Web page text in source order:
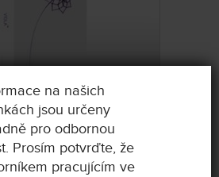
na našich
jsou určeny
pro odbornou
Prosím potvrďte, že
pracujícím ve